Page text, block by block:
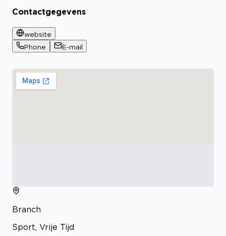
Contactgegevens
website
Phone
E-mail
Branch
Sport, Vrije Tijd